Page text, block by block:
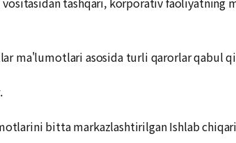
ma'lumotlari asosida turli qarorlar qabul
bitta markazlashtirilgan Ishlab